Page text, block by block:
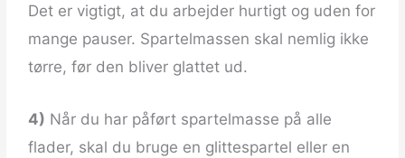
Det er vigtigt, at du arbejder hurtigt og uden for
mange pauser. Spartelmassen skal nemlig ikke
tørre, før den bliver glattet ud.
4) Når du har påført spartelmasse på alle
flader, skal du bruge en glittespartel eller en